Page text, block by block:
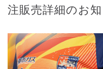
注販売詳細のお